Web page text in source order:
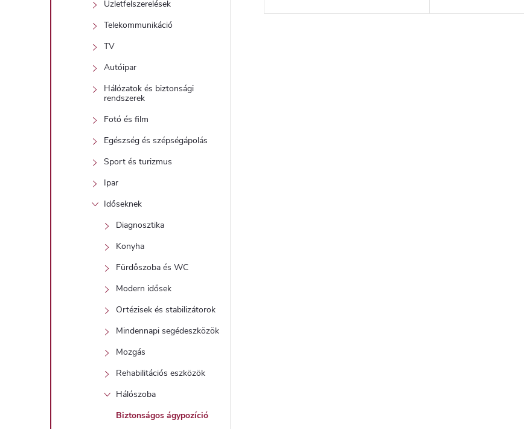
Üzletfelszerelések
Telekommunikáció
TV
Autóipar
Hálózatok és biztonsági
rendszerek
Fotó és film
Egészség és szépségápolás
Sport és turizmus
Ipar
Időseknek
Diagnosztika
Konyha
Fürdőszoba és WC
Modern idősek
Ortézisek és stabilizátorok
Mindennapi segédeszközök
Mozgás
Rehabilitációs eszközök
Hálószoba
Biztonságos ágypozíció
d
l